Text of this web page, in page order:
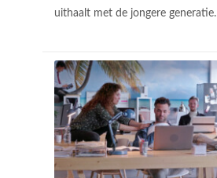
uithaalt met de jongere generatie.